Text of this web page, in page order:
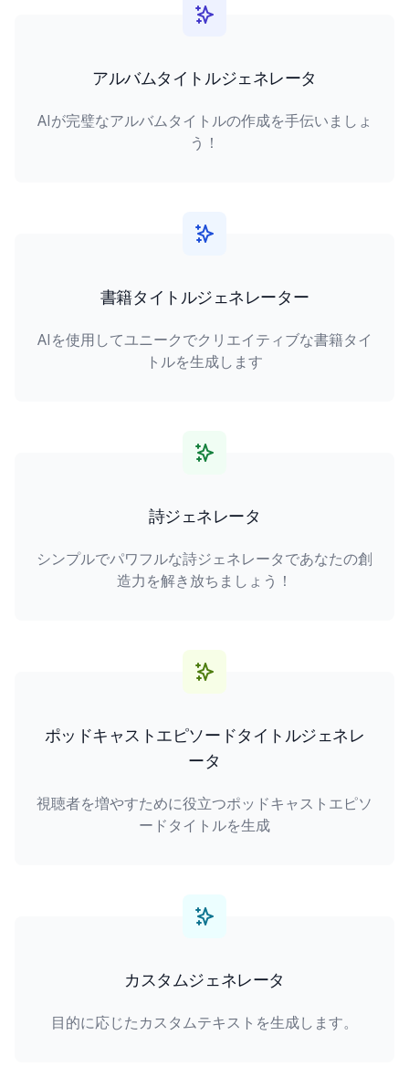
アルバムタイトルジェネレータ
AIが完璧なアルバムタイトルの作成を手伝いましょ
う！
書籍タイトルジェネレーター
AIを使用してユニークでクリエイティブな書籍タイ
トルを生成します
詩ジェネレータ
シンプルでパワフルな詩ジェネレータであなたの創
造力を解き放ちましょう！
ポッドキャストエピソードタイトルジェネレ
ータ
視聴者を増やすために役立つポッドキャストエピソ
ードタイトルを生成
カスタムジェネレータ
目的に応じたカスタムテキストを生成します。